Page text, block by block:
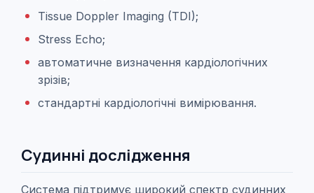
Tissue Doppler Imaging (TDI);
Stress Echo;
автоматичне визначення кардіологічних
зрізів;
стандартні кардіологічні вимірювання.
Судинні дослідження
Система підтримує широкий спектр судинних